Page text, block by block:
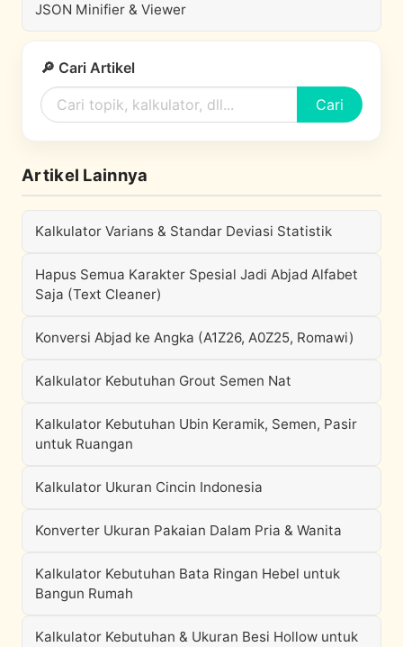
JSON Minifier & Viewer
🔎 Cari Artikel
Cari
Artikel Lainnya
Kalkulator Varians & Standar Deviasi Statistik
Hapus Semua Karakter Spesial Jadi Abjad Alfabet
Saja (Text Cleaner)
Konversi Abjad ke Angka (A1Z26, A0Z25, Romawi)
Kalkulator Kebutuhan Grout Semen Nat
Kalkulator Kebutuhan Ubin Keramik, Semen, Pasir
untuk Ruangan
Kalkulator Ukuran Cincin Indonesia
Konverter Ukuran Pakaian Dalam Pria & Wanita
Kalkulator Kebutuhan Bata Ringan Hebel untuk
Bangun Rumah
Kalkulator Kebutuhan & Ukuran Besi Hollow untuk